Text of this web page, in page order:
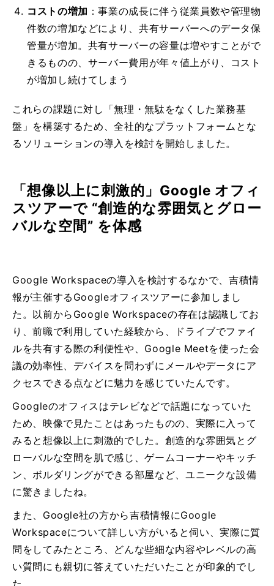
コストの増加 ：事業の成長に伴う従業員数や管理物
件数の増加などにより、共有サーバーへのデータ保
管量が増加。共有サーバーの容量は増やすことがで
きるものの、サーバー費用が年々値上がり、コスト
が増加し続けてしまう
これらの課題に対し「無理・無駄をなくした業務基
盤」を構築するため、全社的なプラットフォームとな
るソリューションの導入を検討を開始しました。
「想像以上に刺激的」Google オフィ
スツアーで “創造的な雰囲気とグロー
バルな空間” を体感
Google Workspaceの導入を検討するなかで、吉積情
報が主催するGoogleオフィスツアーに参加しまし
た。以前からGoogle Workspaceの存在は認識してお
り、前職で利用していた経験から、ドライブでファイ
ルを共有する際の利便性や、Google Meetを使った会
議の効率性、デバイスを問わずにメールやデータにア
クセスできる点などに魅力を感じていたんです。
Googleのオフィスはテレビなどで話題になっていた
ため、映像で見たことはあったものの、実際に入って
みると想像以上に刺激的でした。創造的な雰囲気とグ
ローバルな空間を肌で感じ、ゲームコーナーやキッチ
ン、ボルダリングができる部屋など、ユニークな設備
に驚きましたね。
また、Google社の方から吉積情報にGoogle
Workspaceについて詳しい方がいると伺い、実際に質
問をしてみたところ、どんな些細な内容やレベルの高
い質問にも親切に答えていただいたことが印象的でし